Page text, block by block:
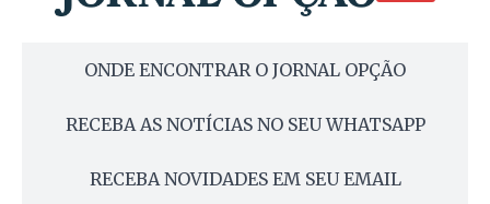
ONDE ENCONTRAR O JORNAL OPÇÃO
RECEBA AS NOTÍCIAS NO SEU WHATSAPP
RECEBA NOVIDADES EM SEU EMAIL